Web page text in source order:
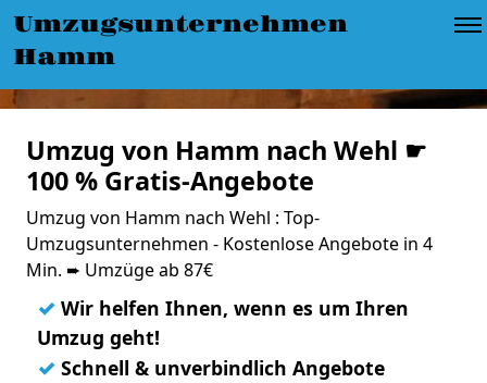
Umzugsunternehmen
Hamm
Umzug von Hamm nach Wehl ☛
100 % Gratis-Angebote
Umzug von Hamm nach Wehl : Top-
Umzugsunternehmen - Kostenlose Angebote in 4
Min. ➨ Umzüge ab 87€
✓ Wir helfen Ihnen, wenn es um Ihren
Umzug geht!
✓ Schnell & unverbindlich Angebote